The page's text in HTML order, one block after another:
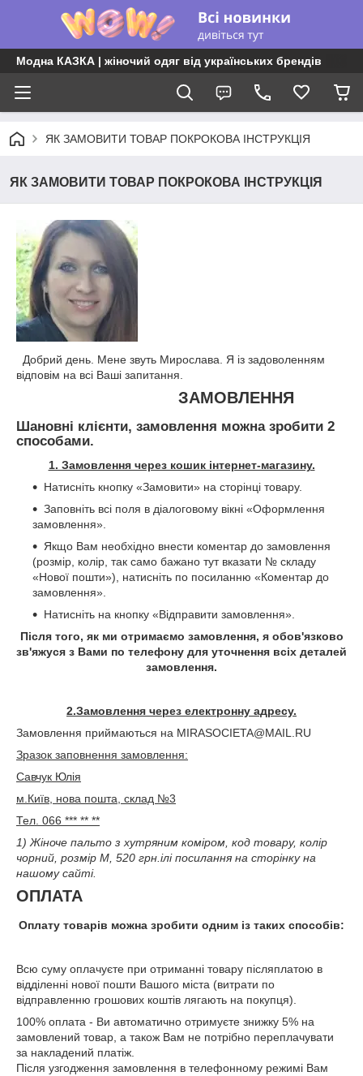
Модна КАЗКА | жіночий одяг від українських брендів
ЯК ЗАМОВИТИ ТОВАР ПОКРОКОВА ІНСТРУКЦІЯ
ЯК ЗАМОВИТИ ТОВАР ПОКРОКОВА ІНСТРУКЦІЯ
Добрий день. Мене звуть Мирослава. Я із задоволенням
відповім на всі Ваші запитання.
ЗАМОВЛЕННЯ
Шановні клієнти, замовлення можна зробити 2
способами.
1. Замовлення через кошик інтернет-магазину.
Натисніть кнопку «Замовити» на сторінці товару.
Заповніть всі поля в діалоговому вікні «Оформлення
замовлення».
Якщо Вам необхідно внести коментар до замовлення
(розмір, колір, так само бажано тут вказати № складу
«Нової пошти»), натисніть по посиланню «Коментар до
замовлення».
Натисніть на кнопку «Відправити замовлення».
Після того, як ми отримаємо замовлення, я обов'язково
зв'яжуся з Вами по телефону для уточнення всіх деталей
замовлення.
2.Замовлення через електронну адресу.
Замовлення приймаються на MIRASOCIETA@MAIL.RU
Зразок заповнення замовлення:
Савчук Юлія
м.Київ, нова пошта, склад №3
Тел. 066 *** ** **
1) Жіноче пальто з хутряним коміром, код товару, колір
чорний, розмір M, 520 грн.ілі посилання на сторінку на
нашому сайті.
ОПЛАТА
Оплату товарів можна зробити одним із таких способів:
Всю суму оплачуєте при отриманні товару післяплатою в
відділенні нової пошти Вашого міста (витрати по
відправленню грошових коштів лягають на покупця).
100% оплата - Ви автоматично отримуєте знижку 5% на
замовлений товар, а також Вам не потрібно переплачувати
за накладений платіж.
Після узгодження замовлення в телефонному режимі Вам